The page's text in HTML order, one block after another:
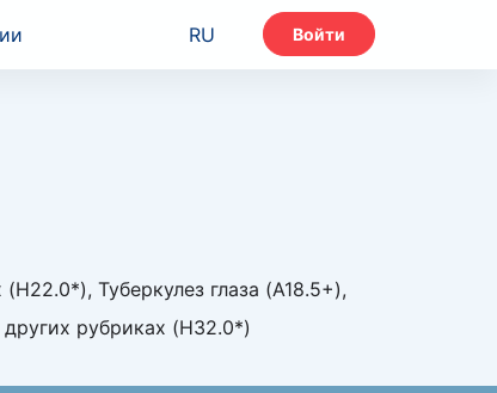
RU Войти
Туберкулез глаза (A18.5+),
рубриках (H32.0*)